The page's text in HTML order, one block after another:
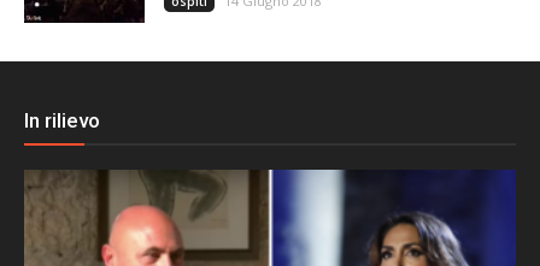
In rilievo